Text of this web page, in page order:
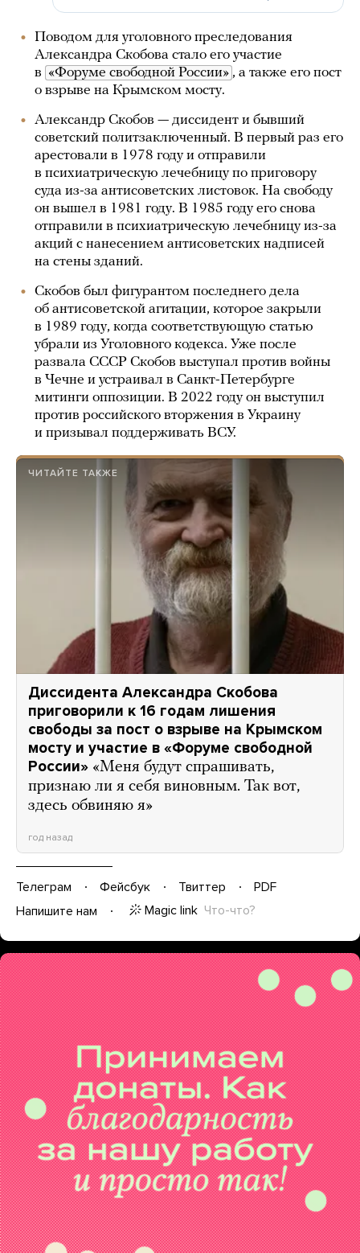
Поводом для уголовного преследования
Александра Скобова стало его участие
в «Форуме свободной России» , а также его пост
о взрыве на Крымском мосту.
Александр Скобов — диссидент и бывший
советский политзаключенный. В первый раз его
арестовали в 1978 году и отправили
в психиатрическую лечебницу по приговору
суда из-за антисоветских листовок. На свободу
он вышел в 1981 году. В 1985 году его снова
отправили в психиатрическую лечебницу из-за
акций с нанесением антисоветских надписей
на стены зданий.
Скобов был фигурантом последнего дела
об антисоветской агитации, которое закрыли
в 1989 году, когда соответствующую статью
убрали из Уголовного кодекса. Уже после
развала СССР Скобов выступал против войны
в Чечне и устраивал в Санкт-Петербурге
митинги оппозиции. В 2022 году он выступил
против российского вторжения в Украину
и призывал поддерживать ВСУ.
ЧИТАЙТЕ ТАКЖЕ
Диссидента Александра Скобова
приговорили к 16 годам лишения
свободы за пост о взрыве на Крымском
мосту и участие в «Форуме свободной
России» «Меня будут спрашивать,
признаю ли я себя виновным. Так вот,
здесь обвиняю я»
год назад
Телеграм Фейсбук Твиттер
PDF
Напишите нам
Magic link Что-что?